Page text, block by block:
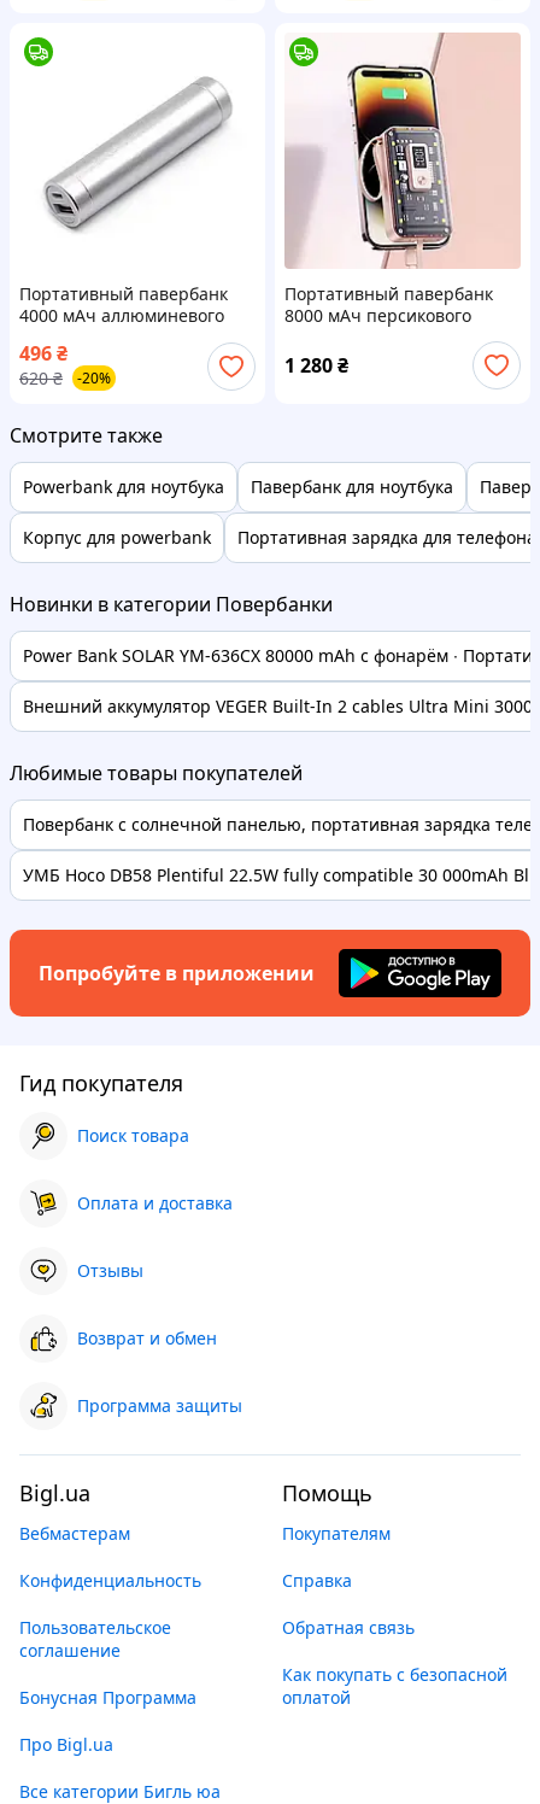
Портативный павербанк
4000 мАч аллюминевого
496₴
620 ₴ -20%
Портативный павербанк
8000 мАч персикового
1 280₴
Смотрите также
Powerbank для ноутбука Павербанк для ноутбука
Корпус для powerbank Портативная зарядка для телефона
Новинки в категории Повербанки
Power Bank SOLAR YM-636CX 80000 mAh с фонарём ∙
Внешний аккумулятор VEGER Built-In 2 cables Ultra Mini
Любимые товары покупателей
Повербанк с солнечной панелью, портативная зарядка
УМБ Hoco DB58 Plentiful 22.5W fully compatible 30 000mAh
Попробуйте в приложении
Гид покупателя
Поиск товара
Оплата и доставка
Отзывы
Возврат и обмен
Программа защиты
Bigl.ua
Вебмастерам
Конфиденциальность
Пользовательское
соглашение
Бонусная Программа
Про Bigl.ua
Все категории Бигль юа
Помощь
Покупателям
Справка
Обратная связь
Как покупать с безопасной
оплатой